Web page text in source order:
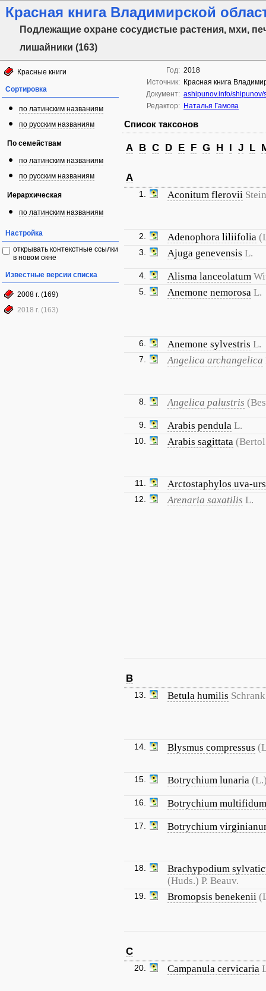
Красная книга Владимирской
Подлежащие охране сосудистые растения, мхи,
лишайники (163)
Красные книги
Сортировка
по латинским названиям
по русским названиям
По семействам
по латинским названиям
по русским названиям
Иерархическая
по латинским названиям
Настройка
открывать контекстные ссылки
в новом окне
Известные версии списка
2008 г. (169)
2018 г. (163)
Год: 2018
Источник: Красная книга
Документ: ashipunov.info/
Редактор: Наталья Гамова
Список таксонов
A B C D E F G H I J L
A
1. Aconitum flerovii
2. Adenophora liliifolia
3. Ajuga genevensis L.
4. Alisma lanceolatum
5. Anemone nemorosa L.
6. Anemone sylvestris L.
7. Angelica archangelica
8. Angelica palustris
9. Arabis pendula L.
10. Arabis sagittata
11. Arctostaphylos uva-
12. Arenaria saxatilis L.
B
13. Betula humilis Schrank
14. Blysmus compressus
15. Botrychium lunaria
16. Botrychium multifidum
17. Botrychium
18.
Brachypodium
(Huds.) P. Beauv.
19. Bromopsis benekenii
C
20. Campanula cervicaria